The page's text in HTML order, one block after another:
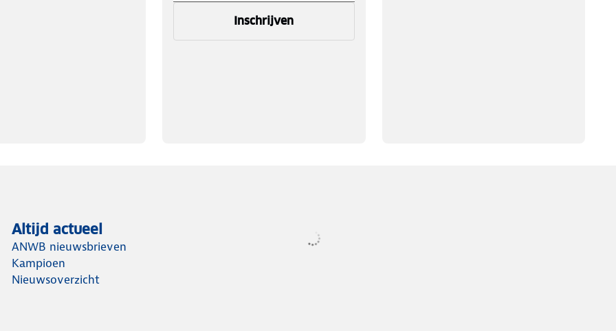
Inschrijven
Altijd actueel
ANWB nieuwsbrieven
Kampioen
Nieuwsoverzicht